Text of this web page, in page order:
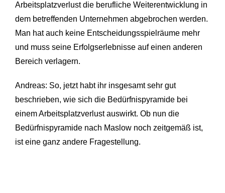
Arbeitsplatzverlust die berufliche Weiterentwicklung in
dem betreffenden Unternehmen abgebrochen werden.
Man hat auch keine Entscheidungsspielräume mehr
und muss seine Erfolgserlebnisse auf einen anderen
Bereich verlagern.
Andreas: So, jetzt habt ihr insgesamt sehr gut
beschrieben, wie sich die Bedürfnispyramide bei
einem Arbeitsplatzverlust auswirkt. Ob nun die
Bedürfnispyramide nach Maslow noch zeitgemäß ist,
ist eine ganz andere Fragestellung.